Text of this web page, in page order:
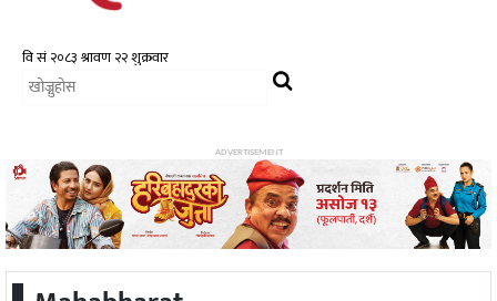
समाचार
भिडियो
फोटो
ग्यालरी
गीत/
ADVERTISEMENT